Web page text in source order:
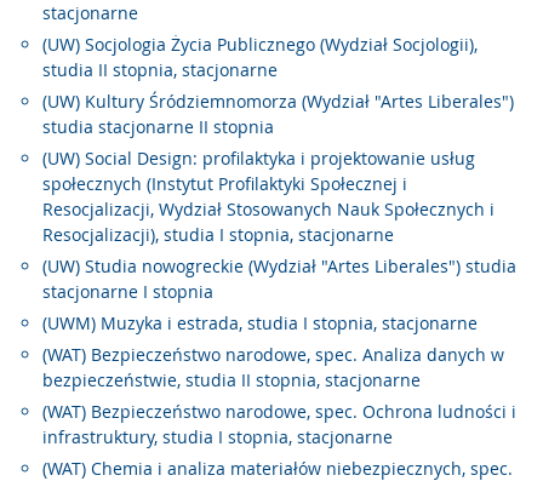
stacjonarne
(UW) Socjologia Życia Publicznego (Wydział Socjologii),
studia II stopnia, stacjonarne
(UW) Kultury Śródziemnomorza (Wydział "Artes Liberales")
studia stacjonarne II stopnia
(UW) Social Design: profilaktyka i projektowanie usług
społecznych (Instytut Profilaktyki Społecznej i
Resocjalizacji, Wydział Stosowanych Nauk Społecznych i
Resocjalizacji), studia I stopnia, stacjonarne
(UW) Studia nowogreckie (Wydział "Artes Liberales") studia
stacjonarne I stopnia
(UWM) Muzyka i estrada, studia I stopnia, stacjonarne
(WAT) Bezpieczeństwo narodowe, spec. Analiza danych w
bezpieczeństwie, studia II stopnia, stacjonarne
(WAT) Bezpieczeństwo narodowe, spec. Ochrona ludności i
infrastruktury, studia I stopnia, stacjonarne
(WAT) Chemia i analiza materiałów niebezpiecznych, spec.